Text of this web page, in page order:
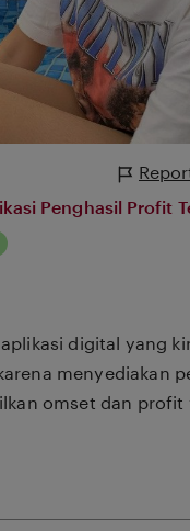
Penghasil Profit
aplikasi digital yang
menyediakan
omset dan